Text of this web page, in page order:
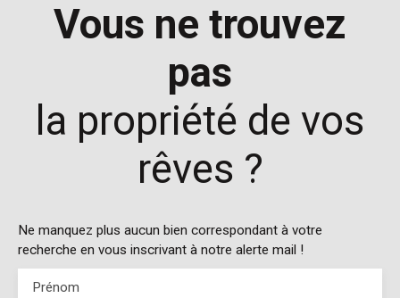
Vous ne trouvez
pas
la propriété de vos
rêves ?
Ne manquez plus aucun bien correspondant à votre
recherche en vous inscrivant à notre alerte mail !
Prénom